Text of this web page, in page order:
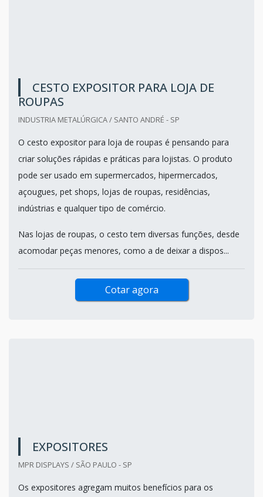
CESTO EXPOSITOR PARA LOJA DE
ROUPAS
INDUSTRIA METALÚRGICA / SANTO ANDRÉ - SP
O cesto expositor para loja de roupas é pensando para
criar soluções rápidas e práticas para lojistas. O produto
pode ser usado em supermercados, hipermercados,
açougues, pet shops, lojas de roupas, residências,
indústrias e qualquer tipo de comércio.
Nas lojas de roupas, o cesto tem diversas funções, desde
acomodar peças menores, como a de deixar a dispos...
Cotar agora
EXPOSITORES
MPR DISPLAYS / SÃO PAULO - SP
Os expositores agregam muitos benefícios para os